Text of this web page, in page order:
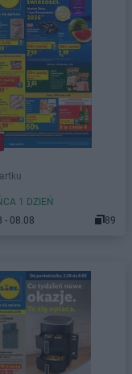
1 DZIEŃ
- 08.08
89